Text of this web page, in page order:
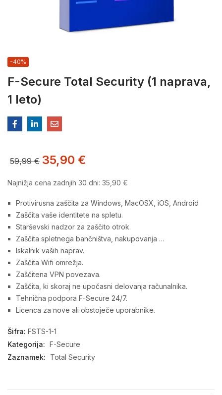
F-Secure Total Security (1 naprava,
1 leto)
-40%
59,99€ 35,90 €
Najnižja cena zadnjih 30 dni: 35,90 €
Protivirusna zaščita za Windows, MacOSX, iOS, Android
Zaščita vaše identitete na spletu.
Starševski nadzor za zaščito otrok.
Zaščita spletnega bančništva, nakupovanja …
Iskalnik vaših naprav.
Zaščita Wifi omrežja.
Zaščitena VPN povezava.
Zaščita, ki skoraj ne upočasni delovanja računalnika.
Tehnična podpora F-Secure 24/7.
Licenca za nove ali obstoječe uporabnike.
Šifra: FSTS-1-1
Kategorija: F-Secure
Zaznamek:
Total Security